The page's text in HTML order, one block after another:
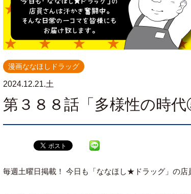
漫画ななほしドラッグ
2024.12.21.土
第３８８話「多様性の時代
毎週土曜日掲載！ 今日も「ななほし★ドラッグ」の店